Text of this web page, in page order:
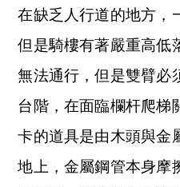
在缺乏人行道的地方，
但是騎樓有著嚴重高低
無法通行，但是雙臂必
台階，在面臨欄杆爬梯
卡的道具是由木頭與金
地上，金屬鋼管本身摩